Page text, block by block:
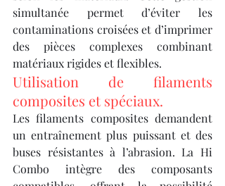
simultanée permet d’éviter les
contaminations croisées et d’imprimer
des pièces complexes combinant
matériaux rigides et flexibles.
Utilisation de filaments
composites et spéciaux.
Les filaments composites demandent
un entraînement plus puissant et des
buses résistantes à l’abrasion. La Hi
Combo intègre des composants